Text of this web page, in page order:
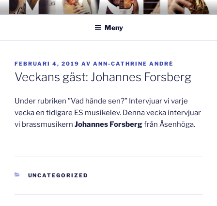
Hoppa
till
GISLAVEDMUSIKESTET
– här formas framtiden!
Meny
PUBLICERAT
FEBRUARI 4, 2019 AV ANN-CATHRINE ANDRÉ
Veckans gäst: Johannes Forsberg
Under rubriken ”Vad hände sen?” Intervjuar vi varje
vecka en tidigare ES musikelev. Denna vecka intervjuar
vi brassmusikern Johannes Forsbergfrån Åsenhöga.
KATEGORIER
UNCATEGORIZED